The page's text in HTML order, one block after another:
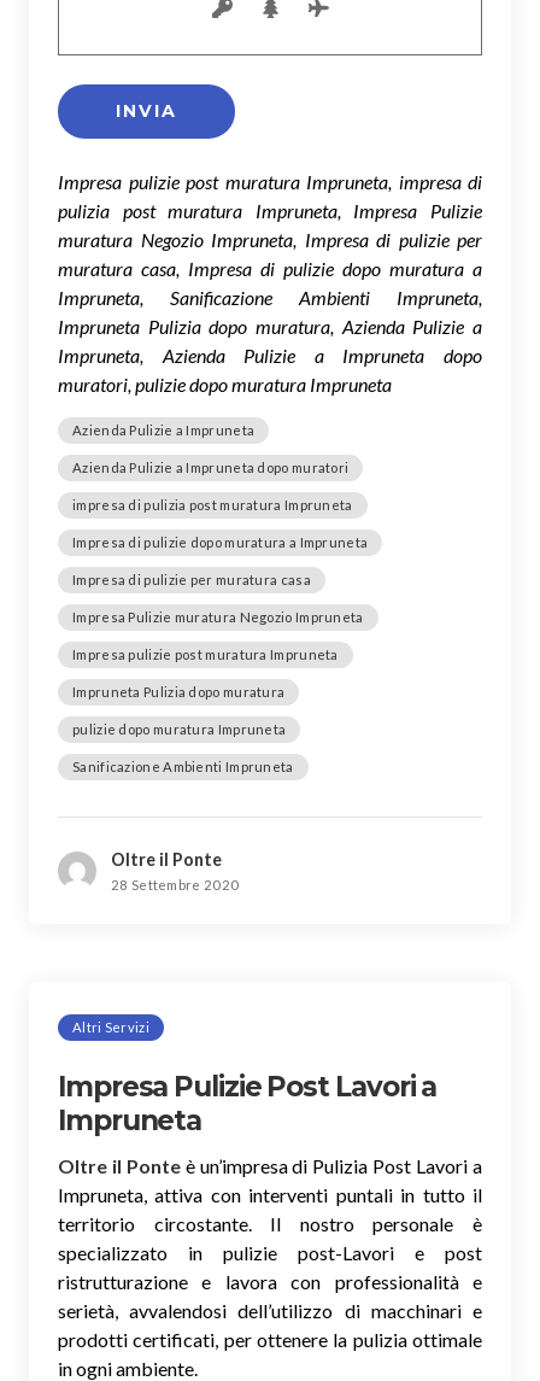
Impresa pulizie post muratura Impruneta, impresa di
pulizia post muratura Impruneta, Impresa Pulizie
muratura Negozio Impruneta, Impresa di pulizie per
muratura casa, Impresa di pulizie dopo muratura a
Impruneta, Sanificazione Ambienti Impruneta,
Impruneta Pulizia dopo muratura, Azienda Pulizie a
Impruneta, Azienda Pulizie a Impruneta dopo
muratori, pulizie dopo muratura Impruneta
Azienda Pulizie a Impruneta
Azienda Pulizie a Impruneta dopo muratori
impresa di pulizia post muratura Impruneta
Impresa di pulizie dopo muratura a Impruneta
Impresa di pulizie per muratura casa
Impresa Pulizie muratura Negozio Impruneta
Impresa pulizie post muratura Impruneta
Impruneta Pulizia dopo muratura
pulizie dopo muratura Impruneta
Sanificazione Ambienti Impruneta
Oltre il Ponte
28 Settembre 2020
Altri Servizi
Impresa Pulizie Post Lavori a
Impruneta
Oltre il Ponteè un’impresa di Pulizia Post Lavori a
Impruneta, attiva con interventi puntali in tutto il
territorio circostante. Il nostro personale è
specializzato in pulizie post-Lavori e post
ristrutturazione e lavora con professionalità e
serietà, avvalendosi dell’utilizzo di macchinari e
prodotti certificati, per ottenere la pulizia ottimale
in ogni ambiente.